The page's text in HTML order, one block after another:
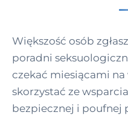
Większość osób
poradni
czekać miesiącami na
skorzystać ze
bezpiecznej i poufnej